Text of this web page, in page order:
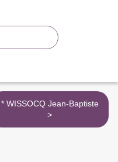
* WISSOCQ Jean-Baptiste
>